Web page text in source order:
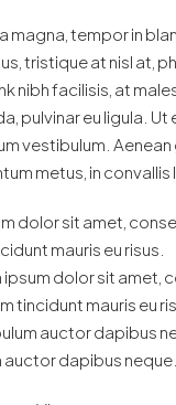
magna, tempor in
tristique at nisl at,
nibh facilisis, at
pulvinar eu ligula.
vestibulum.
metus, in convallis
dolor sit amet,
mauris eu risus.
ipsum dolor sit amet,
tincidunt mauris eu
auctor dapibus
auctor dapibus neque.